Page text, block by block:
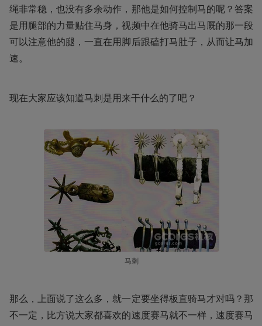
绳非常稳，也没有多余动作，那他是如何控制马的呢？答案
是用腿部的力量贴住马身，视频中在他骑马出马厩的那一段
可以注意他的腿，一直在用脚后跟磕打马肚子，从而让马加
速。
现在大家应该知道马刺是用来干什么的了吧？
马刺
那么，上面说了这么多，就一定要坐得板直骑马才对吗？那
不一定，比方说大家都喜欢的速度赛马就不一样，速度赛马